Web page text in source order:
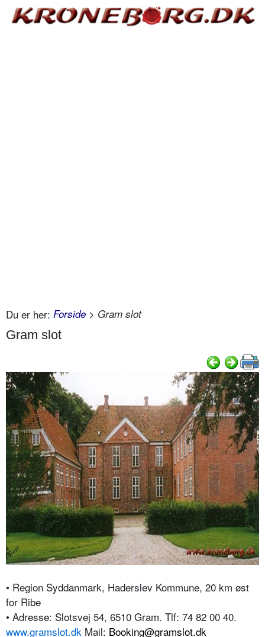
Du er her: Forside > Gram slot
Gram slot
• Region Syddanmark, Haderslev Kommune, 20 km øst
for Ribe
• Adresse: Slotsvej 54, 6510 Gram. Tlf: 74 82 00 40.
www.gramslot.dk Mail: Booking@gramslot.dk